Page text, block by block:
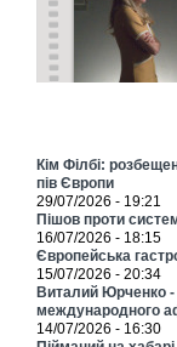
Кім Філбі:
пів Європи
29/07/2026 - 19:21
Пішов проти
16/07/2026 - 18:15
Європейська
15/07/2026 - 20:34
Виталий Юрченко
международного
14/07/2026 - 16:30